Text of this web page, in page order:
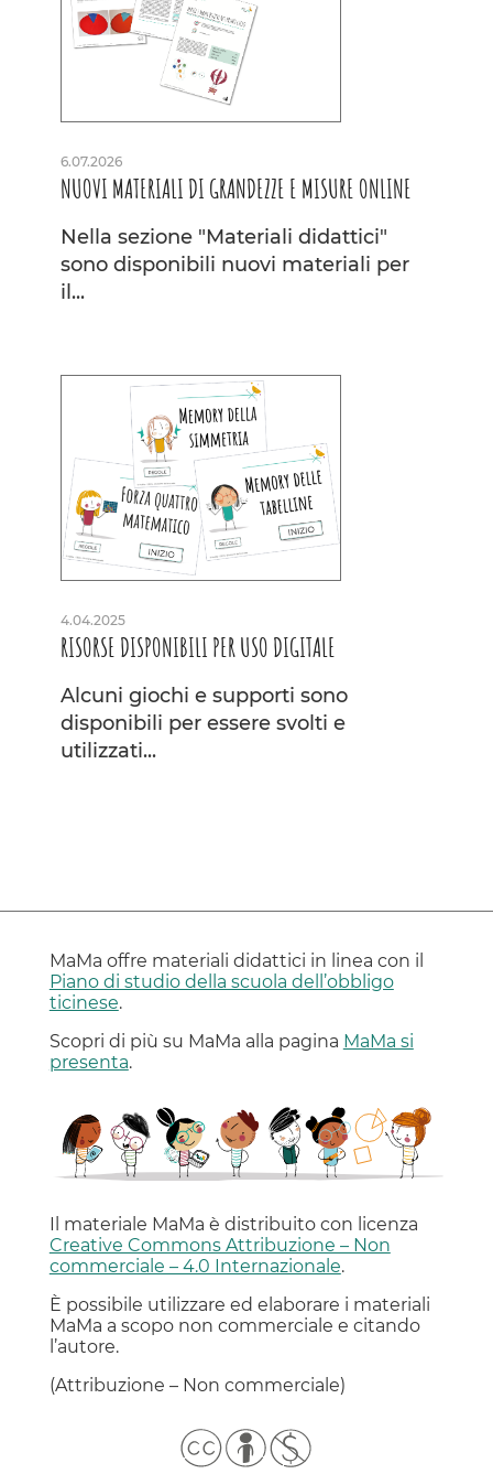
6.07.2026
NUOVI MATERIALI DI GRANDEZZE E MISURE ONLINE
Nella sezione "Materiali didattici"
sono disponibili nuovi materiali per
il...
4.04.2025
RISORSE DISPONIBILI PER USO DIGITALE
Alcuni giochi e supporti sono
disponibili per essere svolti e
utilizzati...
MaMa offre materiali didattici in linea con il
Piano di studio della scuola dell’obbligo
ticinese.
Scopri di più su MaMa alla pagina MaMa si
presenta.
Il materiale MaMa è distribuito con licenza
Creative Commons Attribuzione – Non
commerciale – 4.0 Internazionale.
È possibile utilizzare ed elaborare i materiali
MaMa a scopo non commerciale e citando
l’autore.
(Attribuzione – Non commerciale)